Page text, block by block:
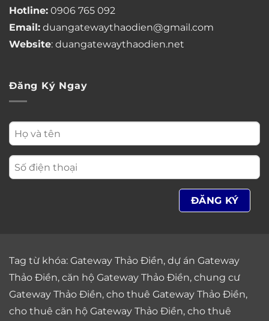
Hotline: 0906 765 092
Email: duangatewaythaodien@gmail.com
Website: duangatewaythaodien.net
Đăng Ký Ngay
Tag từ khóa: Gateway Thảo Điền, dự án Gateway
Thảo Điền, căn hộ Gateway Thảo Điền, chung cư
Gateway Thảo Điền, cho thuê Gateway Thảo Điền,
cho thuê căn hộ Gateway Thảo Điền, cho thuê